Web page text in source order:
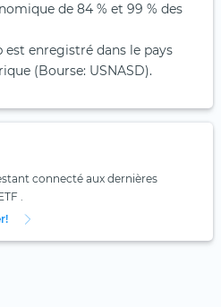
de 84 % et 99 % des
enregistré dans le pays
(Bourse: USNASD).
connecté aux dernières
.